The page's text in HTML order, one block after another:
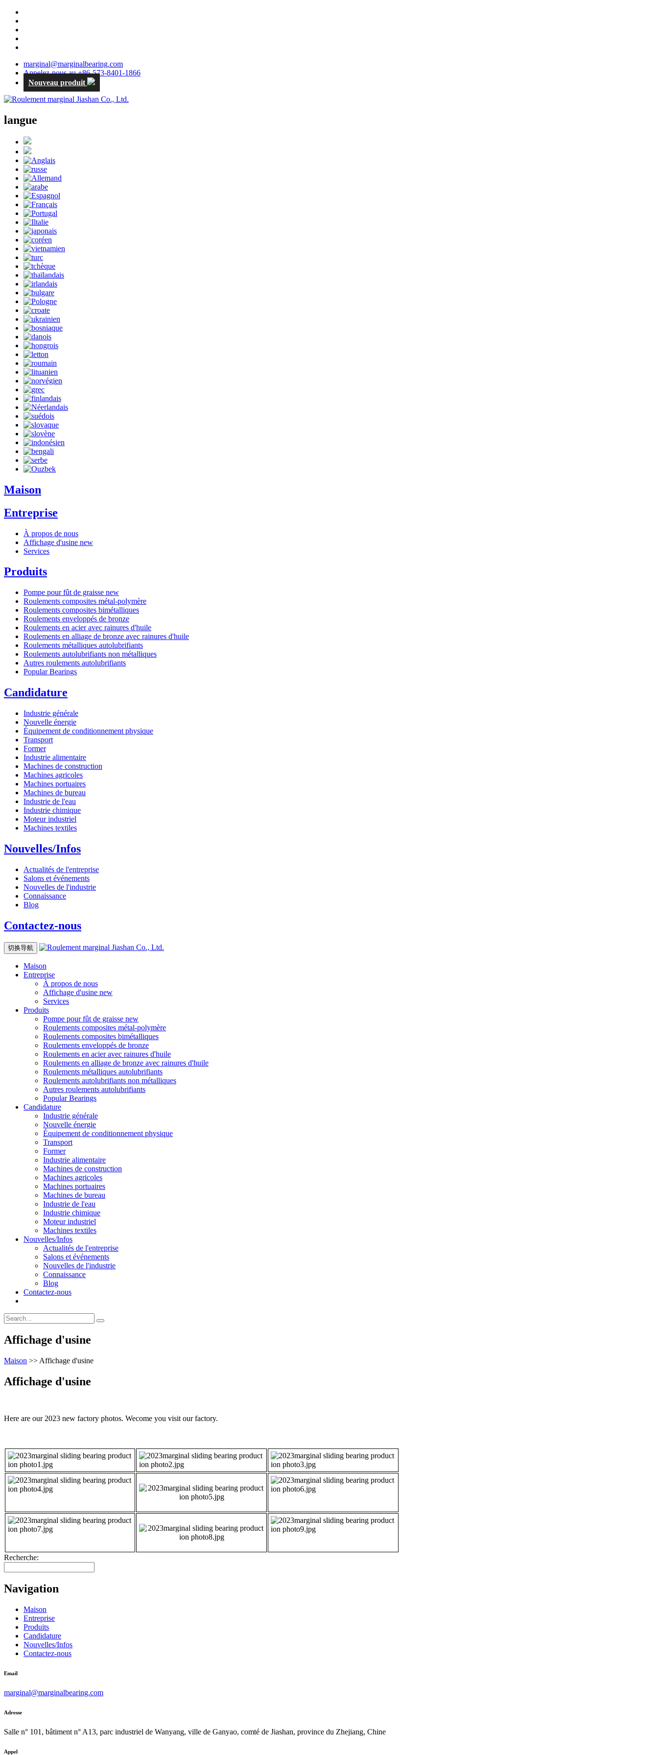
marginal@marginalbearing.com
Appelez-nous au +86-573-8401-1866
Nouveau produit
langue
Maison
Entreprise
À propos de nous
Affichage d'usine new
Services
Produits
Pompe pour fût de graisse new
Roulements composites métal-polymère
Roulements composites bimétalliques
Roulements enveloppés de bronze
Roulements en acier avec rainures d'huile
Roulements en alliage de bronze avec rainures d'huile
Roulements métalliques autolubrifiants
Roulements autolubrifiants non métalliques
Autres roulements autolubrifiants
Popular Bearings
Candidature
Industrie générale
Nouvelle énergie
Équipement de conditionnement physique
Transport
Former
Industrie alimentaire
Machines de construction
Machines agricoles
Machines portuaires
Machines de bureau
Industrie de l'eau
Industrie chimique
Moteur industriel
Machines textiles
Nouvelles/Infos
Actualités de l'entreprise
Salons et événements
Nouvelles de l'industrie
Connaissance
Blog
Contactez-nous
切换导航
Maison
Entreprise
À propos de nous
Affichage d'usine new
Services
Produits
Pompe pour fût de graisse new
Roulements composites métal-polymère
Roulements composites bimétalliques
Roulements enveloppés de bronze
Roulements en acier avec rainures d'huile
Roulements en alliage de bronze avec rainures d'huile
Roulements métalliques autolubrifiants
Roulements autolubrifiants non métalliques
Autres roulements autolubrifiants
Popular Bearings
Candidature
Industrie générale
Nouvelle énergie
Équipement de conditionnement physique
Transport
Former
Industrie alimentaire
Machines de construction
Machines agricoles
Machines portuaires
Machines de bureau
Industrie de l'eau
Industrie chimique
Moteur industriel
Machines textiles
Nouvelles/Infos
Actualités de l'entreprise
Salons et événements
Nouvelles de l'industrie
Connaissance
Blog
Contactez-nous
Affichage d'usine
Maison >> Affichage d'usine
Affichage d'usine
Here are our 2023 new factory photos. Wecome you visit our factory.
Recherche:
Navigation
Maison
Entreprise
Produits
Candidature
Nouvelles/Infos
Contactez-nous
Email
marginal@marginalbearing.com
Adresse
Salle n° 101, bâtiment n° A13, parc industriel de Wanyang, ville de Ganyao, comté de Jiashan, province du Zhejiang, Chine
Appel